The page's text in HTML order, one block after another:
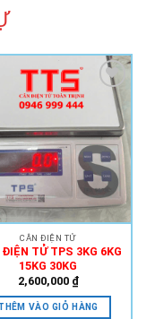
Add to
Wishlist
CÂN ĐIỆN TỬ
ĐIỆN TỬ TPS 3KG 6KG
15KG 30KG
2,600,000 ₫
VÀO GIỎ HÀNG